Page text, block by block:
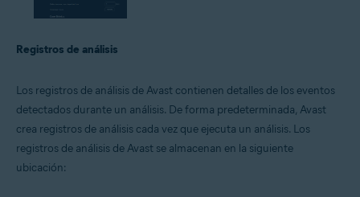
Registros de análisis
Los registros de análisis de Avast contienen detalles de los eventos
detectados durante un análisis. De forma predeterminada, Avast
crea registros de análisis cada vez que ejecuta un análisis. Los
registros de análisis de Avast se almacenan en la siguiente
ubicación: